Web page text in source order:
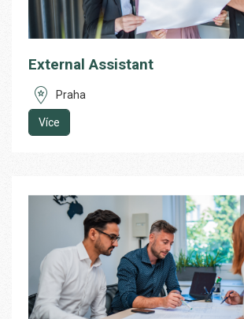
External Assistant
Praha
Více